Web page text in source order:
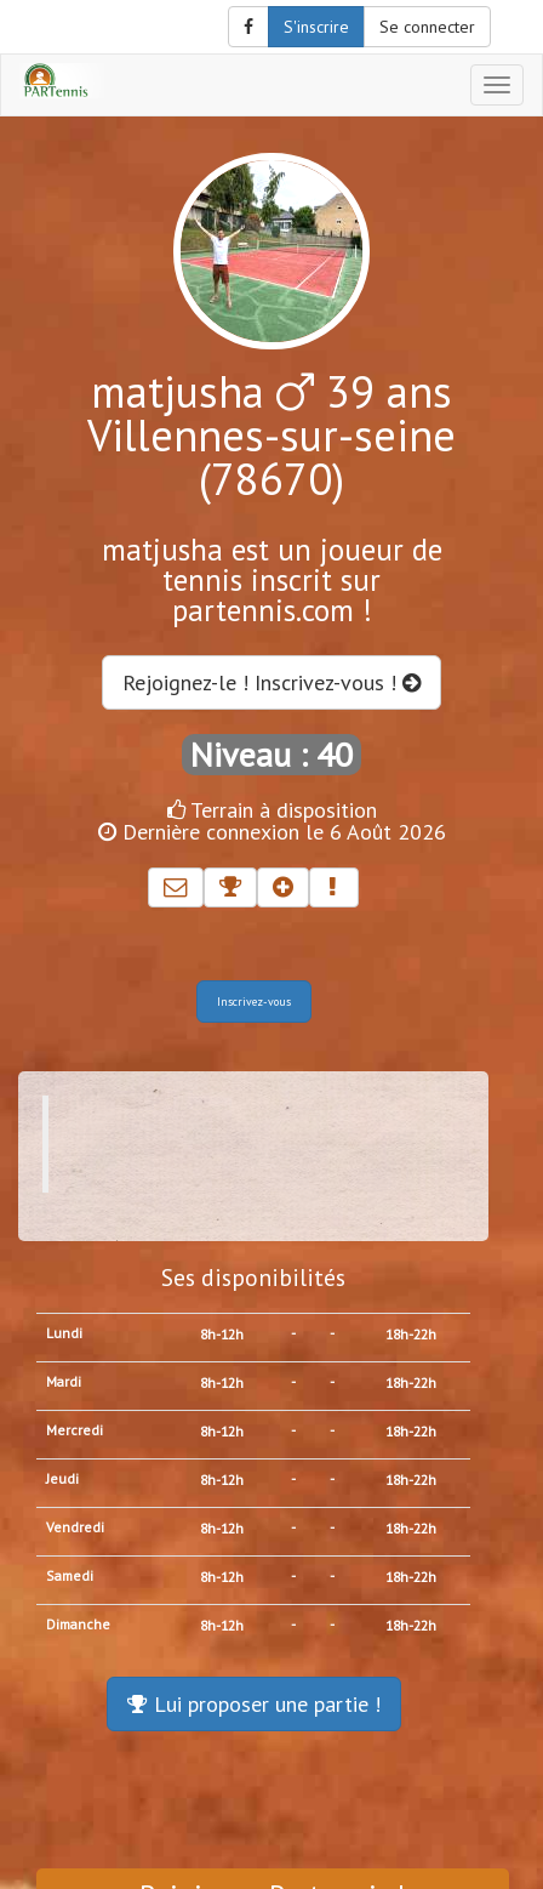
S'inscrire Se connecter
le
matjusha 39 ans
Villennes-sur-seine
(78670)
matjusha est un joueur de
tennis inscrit sur
partennis.com !
Rejoignez-le ! Inscrivez-vous !
Niveau : 40
Terrain à disposition
Dernière connexion le 6 Août 2026
Inscrivez-vous
Ses disponibilités
Lundi 8h-12h - - 18h-22h
Mardi 8h-12h - - 18h-22h
Mercredi 8h-12h - - 18h-22h
Jeudi 8h-12h - - 18h-22h
Vendredi 8h-12h - - 18h-22h
Samedi 8h-12h - - 18h-22h
Dimanche 8h-12h - - 18h-22h
Lui proposer une partie !